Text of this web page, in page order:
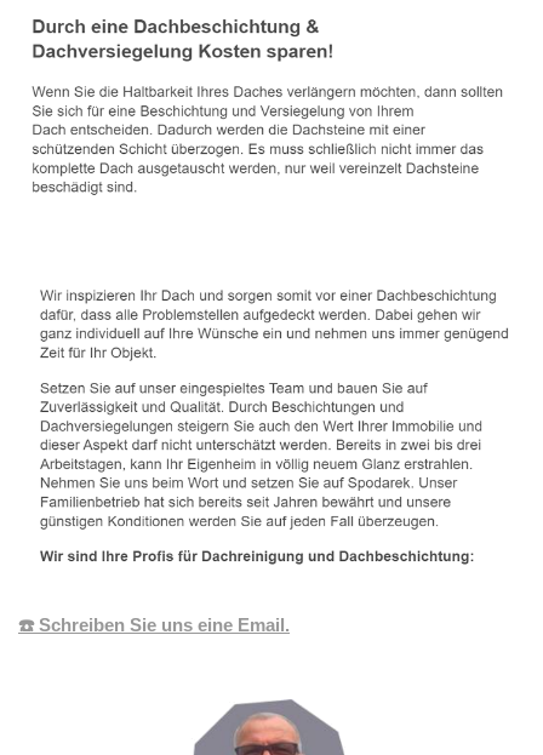
☎️ Schreiben Sie uns eine Email.